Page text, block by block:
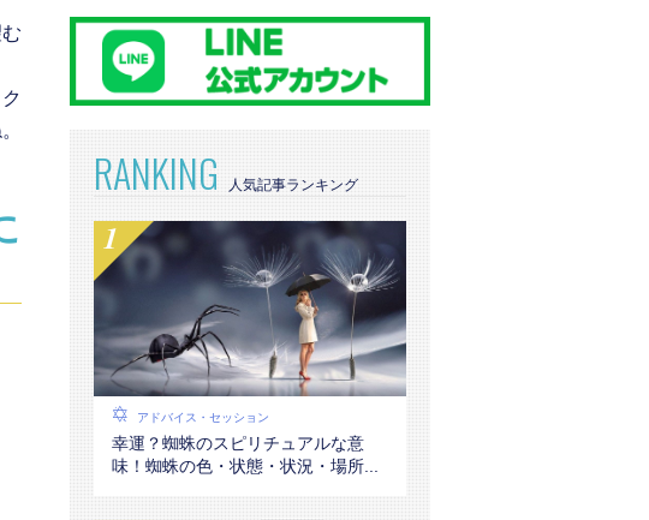
RANKING
アドバイス・セッション
幸運？蜘蛛のスピリチュアルな意
味！蜘蛛の色・状態・状況・場所...